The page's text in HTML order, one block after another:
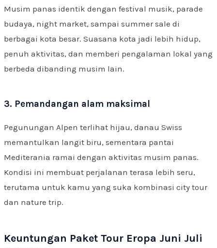
Musim panas identik dengan festival musik, parade
budaya, night market, sampai summer sale di
berbagai kota besar. Suasana kota jadi lebih hidup,
penuh aktivitas, dan memberi pengalaman lokal yang
berbeda dibanding musim lain.
3. Pemandangan alam maksimal
Pegunungan Alpen terlihat hijau, danau Swiss
memantulkan langit biru, sementara pantai
Mediterania ramai dengan aktivitas musim panas.
Kondisi ini membuat perjalanan terasa lebih seru,
terutama untuk kamu yang suka kombinasi city tour
dan nature trip.
Keuntungan Paket Tour Eropa Juni Juli